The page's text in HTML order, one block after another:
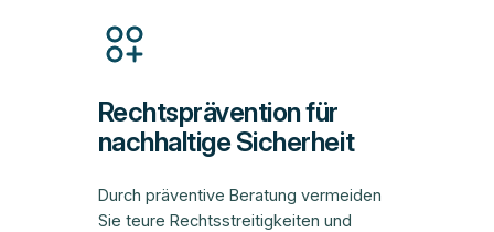
Rechtsprävention für
nachhaltige Sicherheit
Durch präventive Beratung vermeiden
Sie teure Rechtsstreitigkeiten und